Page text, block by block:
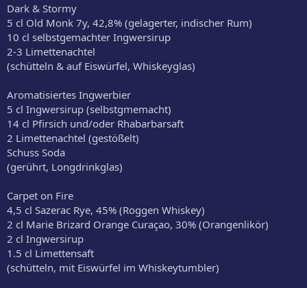
Dark & Stormy
5 cl Old Monk 7y, 42,8% (gelagerter, indischer Rum)
10 cl selbstgemachter Ingwersirup
2­-3 Limettenachtel
(schütteln & auf Eiswürfel, Whiskeyglas)
Aromatisiertes Ingwerbier
5 cl Ingwersirup (selbstgmemacht)
14 cl Pfirsich und/oder Rhabarbarsaft
2 Limettenachtel (gestößelt)
Schuss Soda
(gerührt, Longdrinkglas)
Carpet on Fire
4,5 cl Sazerac Rye, 45% (Roggen Whiskey)
2 cl Marie Brizard Orange Curaçao, 30% (Orangenlikör)
2 cl Ingwersirup
1.5 cl Limettensaft
(schütteln, mit Eiswürfel im Whiskeytumbler)